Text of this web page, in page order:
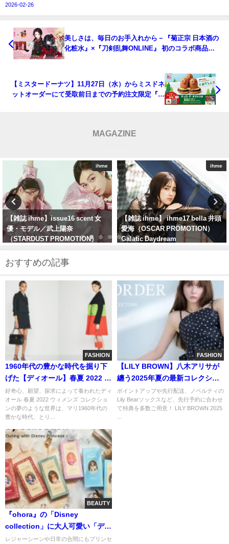
2026-02-26
美しさは、毎日のお手入れから－『菊正宗 日本酒の
化粧水』×『刀剣乱舞ONLINE』 初のコラボ商品が
【ミスタードーナツ】11月27日（水）からミスドネ
ットオーダーにて受取前日までの予約注文限定『チ
MAGAZINE
ihme
【雑誌 ihme】 ihme17 bella 井頭
愛海（OSCAR PROMOTION）
Galatic Daydream
ihme
ihme『issue0』 — DayDream ガ
ーリーフォトブックと白昼夢
おすすめの記事
FASHION
1960年代の豊かな時代を掘り下
げた【ディオール】春夏 2022 ウ
ィメンズ コレクション／
BLACKPINKジスなどセレブも多
数参加
好奇心、願望、探求によって養われたディ
オール 春夏 2022 ウィメンズ コレクショ
ンの夢のような世界は、マリ1960年代の
豊かな時代、とり...
FASHION
【LILY BROWN】八木アリサが
纏う2025年夏の最新コレクショ
ン
ポイントアップや先行配送、ノベルティの
Lily Bearソックスなど、先行予約に合わせ
て特典を多数ご用意！ LILY BROWN 2025
BEAUTY
『ohora』の「Disney
collection」に大人可愛い「ディ
ズニープリンセス」モチーフの
レジャーシーンや日常の合間にもプリンセ